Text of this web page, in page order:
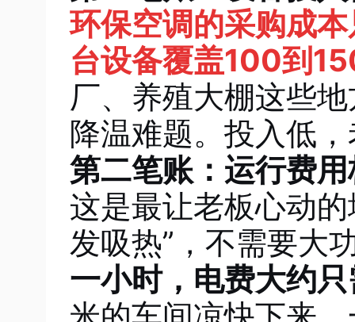
环保空调的采购成
台设备覆盖100到
厂、养殖大棚这些
降温难题。投入低
第二笔账：运行费
这是最让老板心动
发吸热”，不需要大
一小时，电费大约